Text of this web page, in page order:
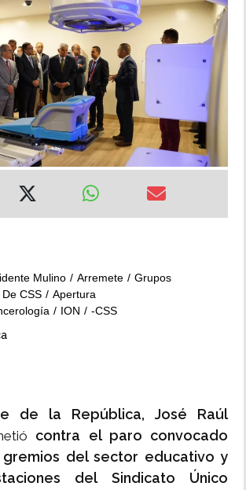
Mulino Arremete
Grupos
De CSS
Apertura
ION -CSS
de la República, José Raúl
contra el paro convocado
del sector educativo y
del Sindicato Único